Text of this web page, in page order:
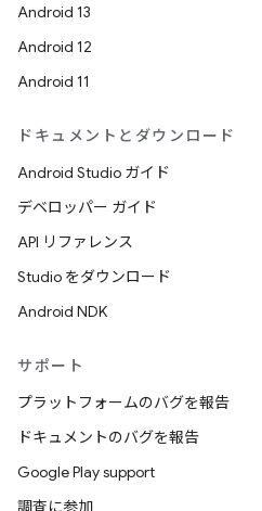
Android 13
Android 12
Android 11
ドキュメントとダウンロード
Android Studio ガイド
デベロッパー ガイド
API リファレンス
Studio をダウンロード
Android NDK
サポート
プラットフォームのバグを報告
ドキュメントのバグを報告
Google Play support
調査に参加